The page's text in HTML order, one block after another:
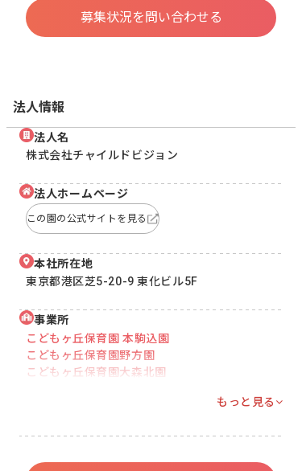
募集状況を問い合わせる
法人情報
法人名
株式会社チャイルドビジョン
法人ホームページ
この園の公式サイトを見る
本社所在地
東京都港区芝5-20-9 東化ビル5F
事業所
こどもヶ丘保育園 本駒込園
こどもヶ丘保育園野方園
こどもヶ丘保育園大森北園
もっと見る